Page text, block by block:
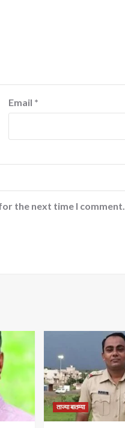
Email *
the next time I comment.
ताज्या बातम्या